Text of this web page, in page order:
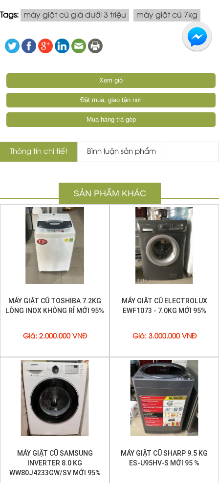
Tags: máy giặt cũ giá dưới 3 triệu máy giặt cũ 7kg
Xem giỏ
Đặt mua, giao tận nơi
Mua hàng trả góp
Thông tin chi tiết Bình luận sản phẩm
SẢN PHẨM KHÁC
MÁY GIẶT CŨ TOSHIBA 7.2KG
LÒNG INOX KHÔNG RỈ MỚI 95%
Giá: 2.000.000 VNĐ
MÁY GIẶT CŨ ELECTROLUX
EWF1073 - 7.0KG MỚI 95%
Giá: 3.000.000 VNĐ
MÁY GIẶT CŨ SAMSUNG
INVERTER 8.0 KG
WW80J4233GW/SV MỚI 95%
MÁY GIẶT CŨ SHARP 9.5 KG
ES-U95HV-S MỚI 95 %